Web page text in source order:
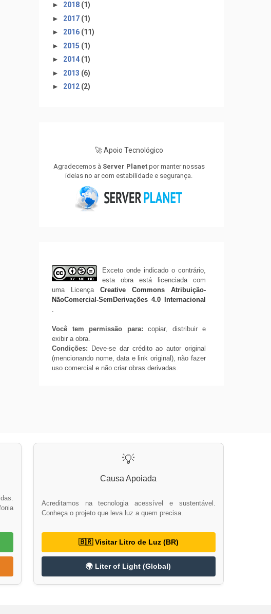
► 2018 (1)
► 2017 (1)
► 2016 (11)
► 2015 (1)
► 2014 (1)
► 2013 (6)
► 2012 (2)
🚀 Apoio Tecnológico
Agradecemos à Server Planetpor manter nossas
ideias no ar com estabilidade e segurança.
Exceto onde indicado o contrário,
esta obra está licenciada com
uma Licença Creative Commons Atribuição-
NãoComercial-SemDerivações 4.0 Internacional
.
Você tem permissão para: copiar, distribuir e
exibir a obra.
Condições: Deve-se dar crédito ao autor original
(mencionando nome, data e link original), não fazer
uso comercial e não criar obras derivadas.
💡
Causa Apoiada
Acreditamos na tecnologia acessível e sustentável.
Conheça o projeto que leva luz a quem precisa.
🇧🇷 Visitar Litro de Luz (BR)
🌍 Liter of Light (Global)